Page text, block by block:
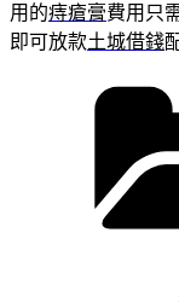
用的痔瘡膏費用只
即可放款土城借錢